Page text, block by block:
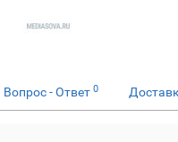
Вопрос - Ответ 0